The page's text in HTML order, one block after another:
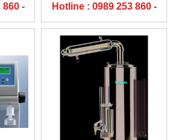
-
860 -
MÁY LỌC NƯỚC SIÊU
Hotline : 0989 253 860 -
0904 84 02 08